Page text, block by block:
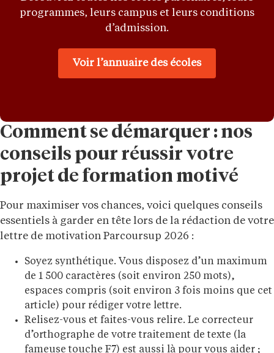
programmes, leurs campus et leurs conditions
d’admission.
Voir l’annuaire des écoles
Comment se démarquer : nos
conseils pour réussir votre
projet de formation motivé
Pour maximiser vos chances, voici quelques conseils
essentiels à garder en tête lors de la rédaction de votre
lettre de motivation Parcoursup 2026 :
Soyez synthétique. Vous disposez d’un maximum
de 1 500 caractères (soit environ 250 mots),
espaces compris (soit environ 3 fois moins que cet
article) pour rédiger votre lettre.
Relisez-vous et faites-vous relire. Le correcteur
d’orthographe de votre traitement de texte (la
fameuse touche F7) est aussi là pour vous aider ;